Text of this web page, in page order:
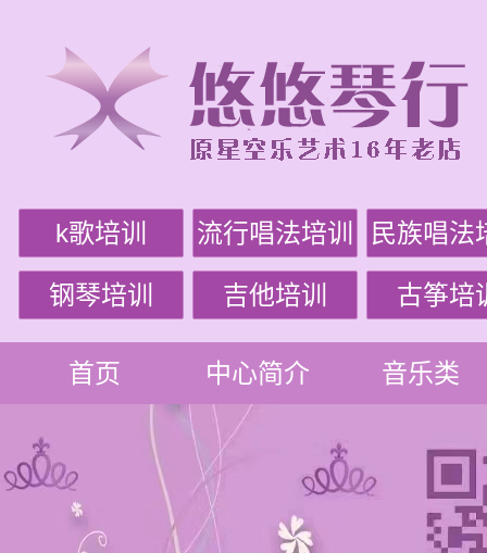
k歌培训 流行唱法培训 民族唱法
钢琴培训 吉他培训 古筝培
首页 中心简介 音乐类